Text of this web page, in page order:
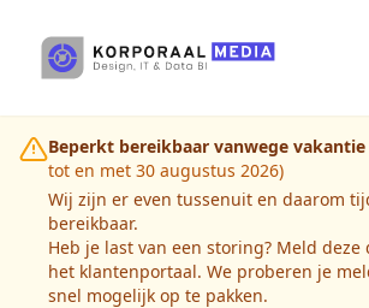
Beperkt bereikbaar vanwege vakantie
tot en met 30 augustus 2026)
Wij zijn er even tussenuit en daarom
bereikbaar.
Heb je last van een storing? Meld
het klantenportaal. We proberen je
snel mogelijk op te pakken.